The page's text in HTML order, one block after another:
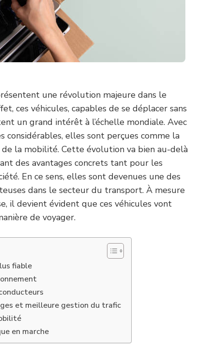
une révolution majeure dans le
ces véhicules, capables de se déplacer sans
un grand intérêt à l’échelle mondiale. Avec
considérables, elles sont perçues comme la
la mobilité. Cette évolution va bien au-delà
des avantages concrets tant pour les
En ce sens, elles sont devenues une des
dans le secteur du transport. À mesure
il devient évident que ces véhicules vont
de voyager.
fiable
et meilleure gestion du trafic
en marche